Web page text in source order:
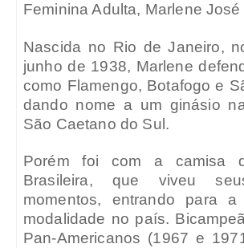
Feminina Adulta, Marlene José
Nascida no Rio de Janeiro,
junho de 1938, Marlene
como Flamengo, Botafogo e
dando nome a um ginásio
São Caetano do Sul.
Porém foi com a camisa
Brasileira, que viveu
momentos, entrando para
modalidade no país.
Pan-Americanos (1967 e